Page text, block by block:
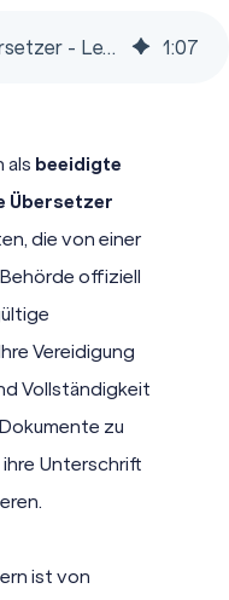
Was ist ein vereidigter Übersetzer - Lexikon für Übersetzungen 1:07
als beeidigte
Übersetzer
die von einer
offiziell
Vereidigung
Vollständigkeit
zu
Unterschrift
ist von